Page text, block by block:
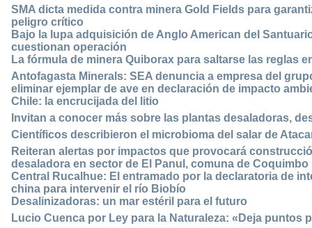
SMA dicta medida contra minera Gold Fields para
peligro crítico
Bajo la lupa adquisición de Anglo American del
cuestionan operación
La fórmula de minera Quiborax para saltarse las reglas
Antofagasta Minerals: SEA denuncia a empresa del
eliminar ejemplar de ave en declaración de impacto
Chile: la encrucijada del litio
Invitan a conocer más sobre las plantas desaladoras,
Científicos describieron el microbioma del salar de
Reiteran alertas por impactos que provocará
desaladora en sector de El Panul, comuna de Coquimbo
Central Rucalhue: El entramado por la declaratoria de
china para intervenir el río Biobío
Desalinizadoras: un mar estéril para el futuro
Lucio Cuenca por Ley para la Naturaleza: «Deja puntos